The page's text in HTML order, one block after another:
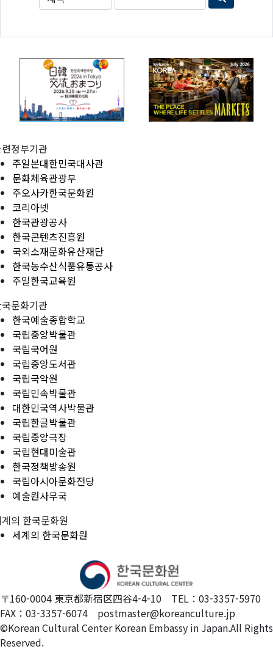
정부기관
주일본대한민국대사관
문화체육관광부
주오사카한국문화원
코리아넷
한국관광공사
한국콘텐츠진흥원
국외소재문화유산재단
한국농수산식품유통공사
주일한국교육원
문화기관
한국예술종합학교
국립중앙박물관
국립국어원
국립중앙도서관
국립국악원
국립민속박물관
대한민국역사박물관
국립한글박물관
국립중앙극장
국립현대미술관
한국정책방송원
국립아시아문화전당
예술원사무국
의 한국문화원
세계의 한국문화원
〒160-0004 東京都新宿区四谷4-4-10 TEL：03-3357-5970
FAX：03-3357-6074 postmaster@koreanculture.jp
©Korean Cultural Center Korean Embassy in Japan.All Rights
Reserved.